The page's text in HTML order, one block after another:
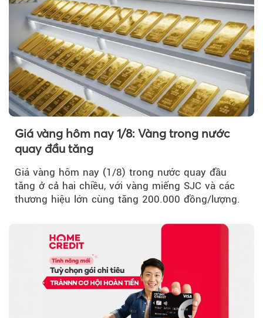
Giá vàng hôm nay 1/8: Vàng trong nước
quay đầu tăng
Giá vàng hôm nay (1/8) trong nước quay đầu
tăng ở cả hai chiều, với vàng miếng SJC và các
thương hiệu lớn cùng tăng 200.000 đồng/lượng.